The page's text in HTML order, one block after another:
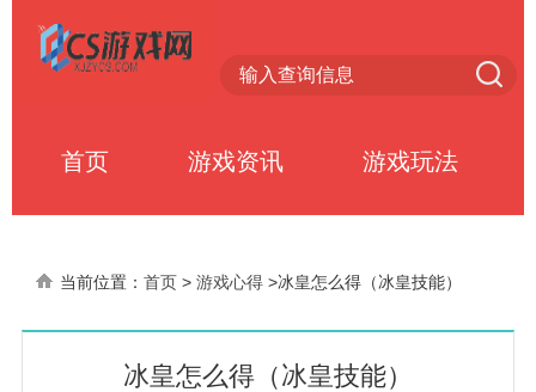
首页 游戏资讯 游戏玩法
当前位置： 首页 > 游戏心得 >冰皇怎么得（冰皇技能）
冰皇怎么得（冰皇技能）